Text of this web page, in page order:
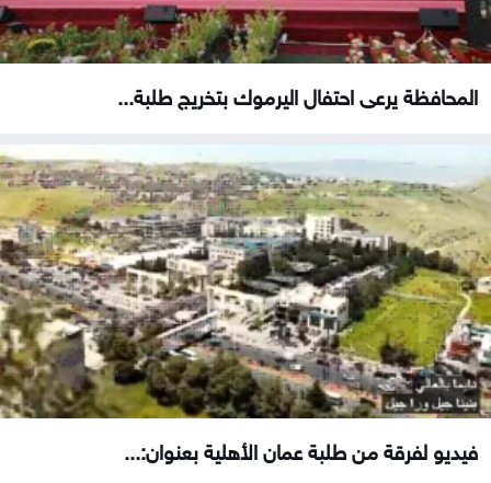
المحافظة يرعى احتفال اليرموك بتخريج طلبة...
فيديو لفرقة من طلبة عمان الأهلية بعنوان:...